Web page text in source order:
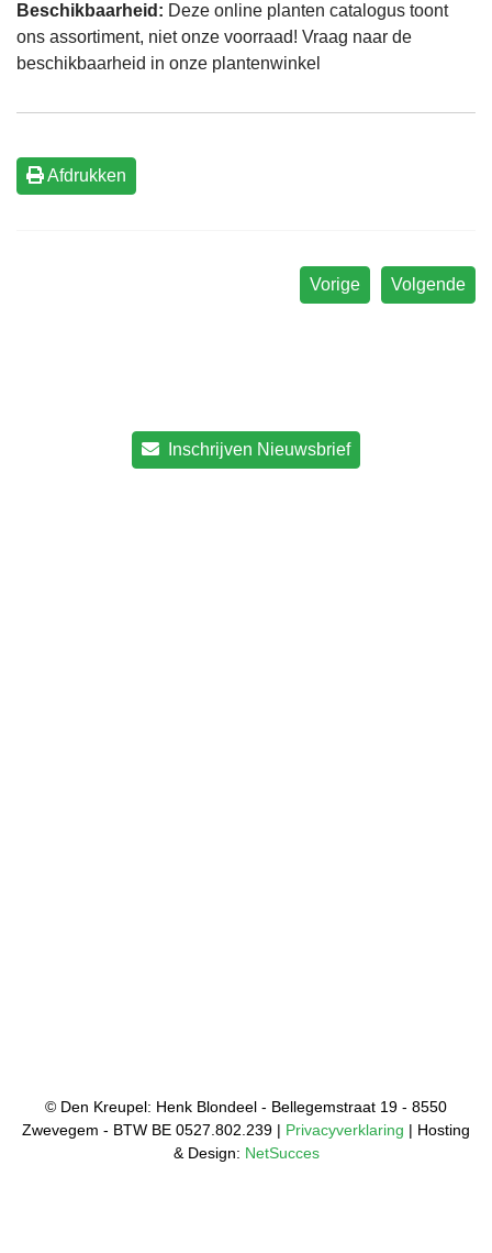
Beschikbaarheid: Deze online planten catalogus toont
ons assortiment, niet onze voorraad! Vraag naar de
beschikbaarheid in onze plantenwinkel
Afdrukken
Volgende
Vorige
Inschrijven Nieuwsbrief
© Den Kreupel: Henk Blondeel - Bellegemstraat 19 - 8550
Zwevegem - BTW BE 0527.802.239 | Privacyverklaring | Hosting
& Design: NetSucces